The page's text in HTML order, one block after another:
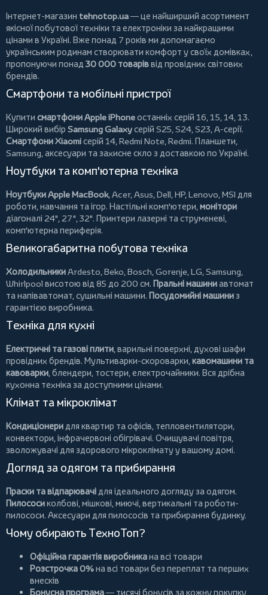
Інтернет-магазин tehnotop.ua— це найширший асортимент
якісної побутової техніки та електроніки за найкращими
цінами в Україні. Вже понад 7 років ми допомагаємо
українським родинам створювати комфорт у своїх домівках,
пропонуючи понад 30 000 товаріввід провідних світових
брендів.
Смартфони та мобільні пристрої
Купити смартфони Apple iPhoneостанніх серій 16, 15, 14, 13.
Широкий вибір Samsung Galaxyсерій S25, S24, S23, A-серії.
Смартфони Xiaomiсерій 14, Redmi Note, Redmi. Планшети,
Samsung, аксесуари тазахисне скло з доставкою по Україні.
Ноутбуки та комп'ютерна техніка
Ноутбуки Apple MacBook,Acer,Asus,Dell,HP,Lenovo,MSI для
роботи, навчання та ігор. Настільні комп'ютери,монітори
діагоналі 24", 27", 32". Принтери лазерні та струменеві,
комп'ютерна периферія.
Великогабаритна побутова техніка
ХолодильникиArdesto,Beko,Bosch,Gorenje,LG,Samsung,
Whirlpool висотою від 85 до 200 см. Пральні машиниавтомат
та напівавтомат,сушильні машини. Посудомийні машиниз
гарантією виробника.
Техніка для кухні
Електричні та газові плити, варильні поверхні, духові шафи
провідних брендів. Мультиварки-скороварки,кавомашини та
кавоварки,блендери, тостери,електрочайники. Вся дрібна
кухонна техніка за доступними цінами.
Клімат та мікроклімат
Кондиціонеридля квартир та офісів, тепловентилятори,
конвектори,інфрачервоні обігрівачі. Очищувачі повітря,
зволожувачі для здорового мікроклімату у вашому домі.
Догляд за одягом та прибирання
Праски та відпарювачідля ідеального догляду за одягом.
Пилососиколбові,мішкові,миючі,вертикальні тароботи-
пилососи. Аксесуари для пилососів та прибирання будинку.
Чому обирають ТехноТоп?
Офіційна гарантія виробникана всі товари
Розстрочка 0%на всі товари без переплат та перших
внесків
Бонусна програма— тисячі бонусів за кожну покупку